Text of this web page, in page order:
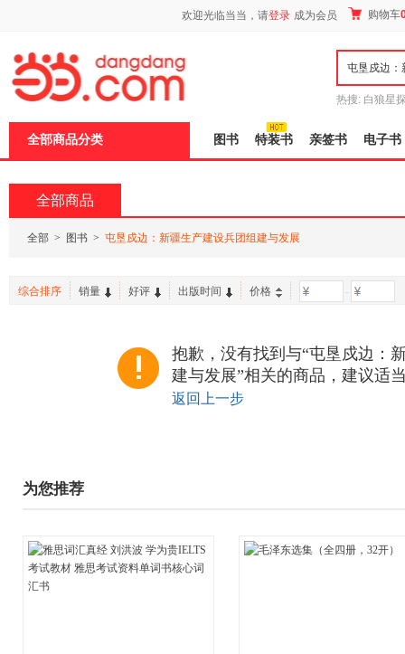
欢迎光临当当，请登录 成为会员 购物车
热搜: 白狼星
全部商品分类 图书 特装书 亲签书 电子书
全部商品
全部 > 图书 > 屯垦戍边：新疆生产建设兵团组建与发展
综合排序 销量 好评 出版时间 价格 -
抱歉，没有找到与“屯垦戍边：
建与发展”相关的商品，建议适
返回上一步
为您推荐
页
加